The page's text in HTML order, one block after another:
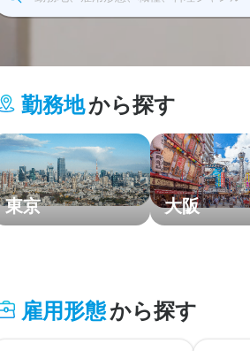
勤務地から探す
東京 大阪
関東雇用形態から探す